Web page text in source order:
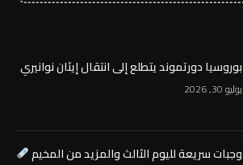
بوروسيا دورتموند يتطلع إلى انتقال إيثان نوانيري
يوليو 30, 2026
وجبات سريعة لليوم الثالث والمزيد من المخيم